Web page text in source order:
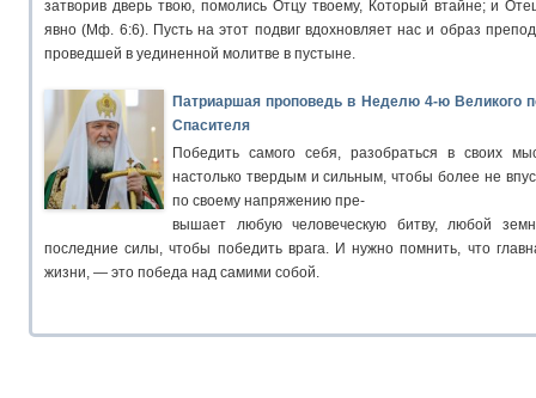
затворив дверь твою, помолись Отцу твоему, Который втайне; и
явно (Мф. 6:6). Пусть на этот подвиг вдохновляет нас и образ
проведшей в уединенной молитве в пустыне.
Патриаршая проповедь в Неделю 4-ю Великого
Спасителя
Победить самого себя, разобраться в своих
настолько твердым и сильным, чтобы более не
по своему напряжению пре-
вышает любую человеческую битву, любой
последние силы, чтобы победить врага. И нужно помнить, что
жизни, — это победа над самими собой.